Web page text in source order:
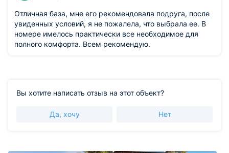
Отличная база, мне его рекомендовала подруга, после
увиденных условий, я не пожалела, что выбрала ее. В
номере имелось практически все необходимое для
полного комфорта. Всем рекомендую.
Вы хотите написать отзыв на этот объект?
Да, хочу Нет